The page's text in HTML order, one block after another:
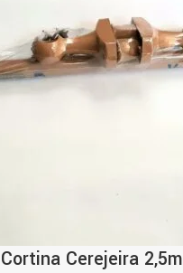
Cerejeira 2,5m